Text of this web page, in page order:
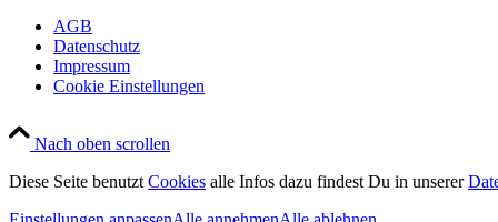
AGB
Datenschutz
Impressum
Cookie Einstellungen
Nach oben scrollen
Diese Seite benutzt Cookies alle Infos dazu findest Du in unserer